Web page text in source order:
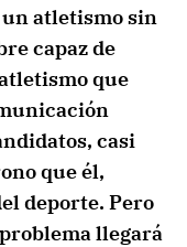
atletismo sin
capaz de
que
casi
que él,
deporte. Pero
llegará